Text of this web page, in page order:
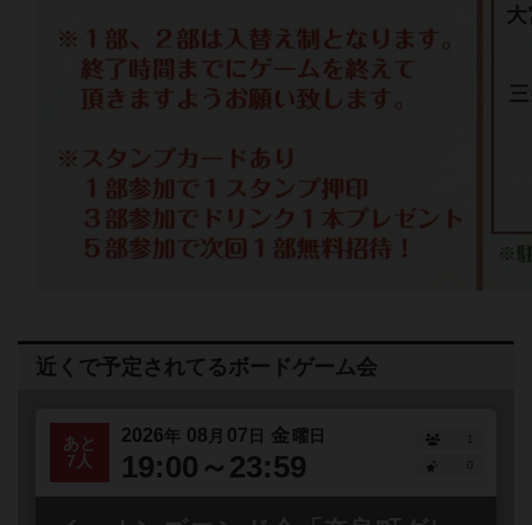
近くで予定されてるボードゲーム会
あと
7人
2026年 08 月 07 日 金曜日
19:00～23:59
1